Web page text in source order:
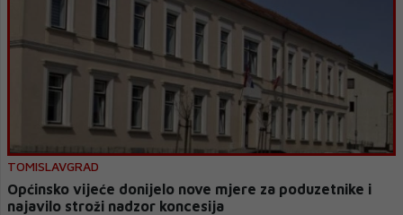
TOMISLAVGRAD
Općinsko vijeće donijelo nove mjere za poduzetnike i
najavilo stroži nadzor koncesija